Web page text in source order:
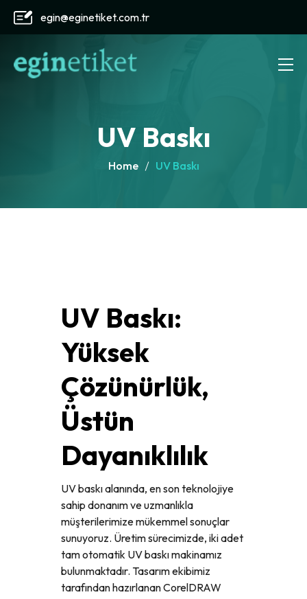
egin@eginetiket.com.tr
UV Baskı
Home UV Baskı
UV Baskı:
Yüksek
Çözünürlük,
Üstün
Dayanıklılık
UV baskı alanında, en son teknolojiye
sahip donanım ve uzmanlıkla
müşterilerimize mükemmel sonuçlar
sunuyoruz. Üretim sürecimizde, iki adet
tam otomatik UV baskı makinamız
bulunmaktadır. Tasarım ekibimiz
tarafından hazırlanan CorelDRAW